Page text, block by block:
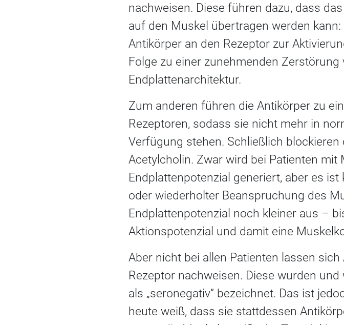
nachweisen. Diese führen dazu, dass
auf den Muskel übertragen werden
Antikörper an den Rezeptor zur
Folge zu einer zunehmenden
Endplattenarchitektur.
Zum anderen führen die Antikörper zu
Rezeptoren, sodass sie nicht mehr in
Verfügung stehen. Schließlich
Acetylcholin. Zwar wird bei Patienten
Endplattenpotenzial generiert, aber es
oder wiederholter Beanspruchung des
Endplattenpotenzial noch kleiner aus –
Aktionspotenzial und damit eine
Aber nicht bei allen Patienten lassen
Rezeptor nachweisen. Diese wurden
als „seronegativ“ bezeichnet. Das ist
heute weiß, dass sie stattdessen